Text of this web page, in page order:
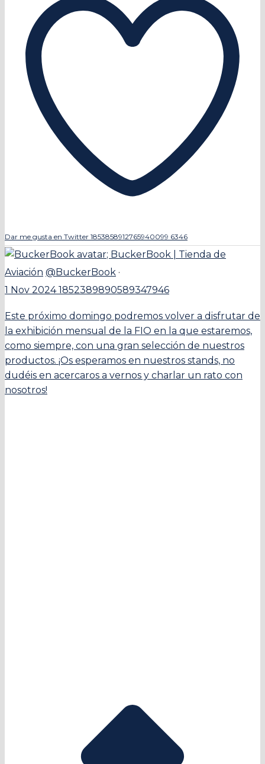
Dar me gusta en Twitter 1853858912765940099 6346
; BuckerBook | Tienda de
Aviación @BuckerBook ·
1 Nov 20241852389890589347946
Este próximo domingo podremos volver a disfrutar de
la exhibición mensual de la FIO en la que estaremos,
como siempre, con una gran selección de nuestros
productos. ¡Os esperamos en nuestros stands, no
dudéis en acercaros a vernos y charlar un rato con
nosotros!